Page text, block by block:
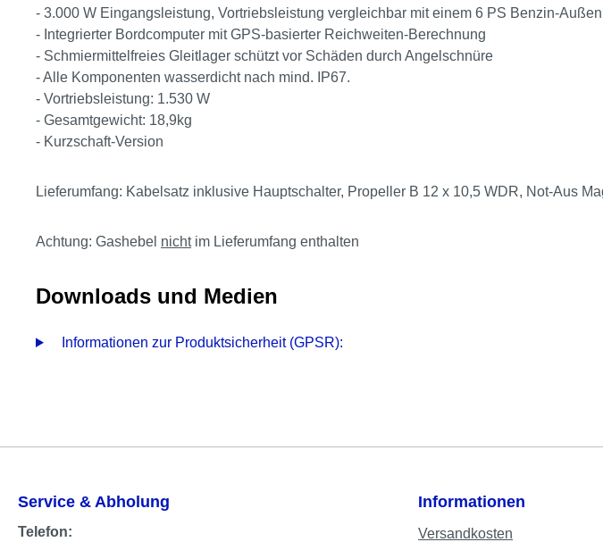
- 3.000 W Eingangsleistung, Vortriebsleistung vergleichbar mit einem 6 PS Benzin-
- Integrierter Bordcomputer mit GPS-basierter Reichweiten-Berechnung
- Schmiermittelfreies Gleitlager schützt vor Schäden durch Angelschnüre
- Alle Komponenten wasserdicht nach mind. IP67.
- Vortriebsleistung: 1.530 W
- Gesamtgewicht: 18,9kg
- Kurzschaft-Version
Lieferumfang: Kabelsatz inklusive Hauptschalter, Propeller B 12 x 10,5 WDR, Not-Aus
Achtung: Gashebel nichtim Lieferumfang enthalten
Downloads und Medien
Informationen zur Produktsicherheit (GPSR):
Service & Abholung
Telefon:
Informationen
Versandkosten